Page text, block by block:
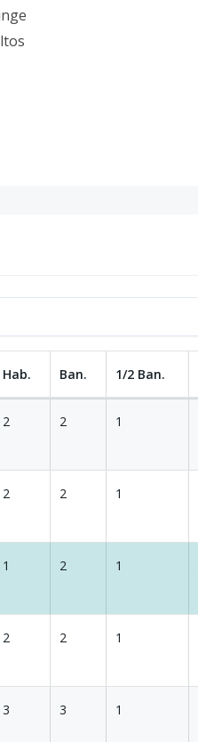
Hab. Ban. 1/2 Ban.
2 2 1
2 2 1
1 2 1
2 2 1
3 3 1